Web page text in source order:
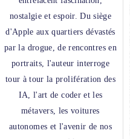
nostalgie et espoir. Du siège
d'Apple aux quartiers dévastés
par la drogue, de rencontres en
portraits, l'auteur interroge
tour à tour la prolifération des
IA, l'art de coder et les
métavers, les voitures
autonomes et l'avenir de nos